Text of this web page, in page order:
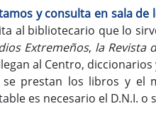
y consulta en sala de
al bibliotecario que lo
Extremeños, la Revista
al Centro, diccionarios
se prestan los libros y el
es necesario el D.N.I. o